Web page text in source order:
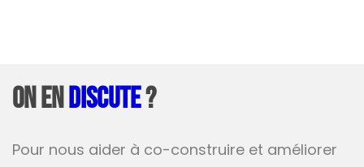
On endiscute?
Pour nous aider à co-construire et améliorer